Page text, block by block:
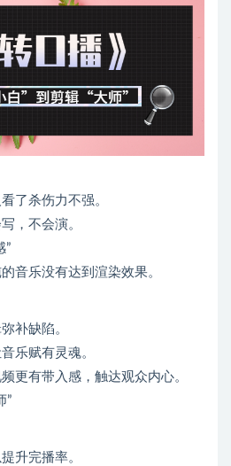
了杀伤力不强。
，不会演。
”
音乐没有达到渲染效果。
补缺陷。
乐赋有灵魂。
更有带入感，触达观众内心。
”
升完播率。